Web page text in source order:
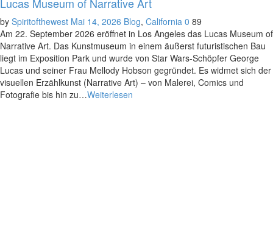
by Spiritofthewest Mai 14, 2026 Blog, California 0 89
Am 22. September 2026 eröffnet in Los Angeles das Lucas Museum of
Narrative Art. Das Kunstmuseum in einem äußerst futuristischen Bau
liegt im Exposition Park und wurde von Star Wars-Schöpfer George
Lucas und seiner Frau Mellody Hobson gegründet. Es widmet sich der
visuellen Erzählkunst (Narrative Art) – von Malerei, Comics und
Fotografie bis hin zu…Weiterlesen